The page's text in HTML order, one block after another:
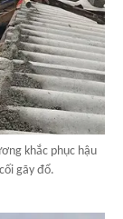
khắc phục hậu
gãy đổ.